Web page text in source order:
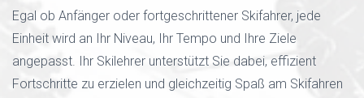
Egal ob Anfänger oder fortgeschrittener Skifahrer, jede
Einheit wird an Ihr Niveau, Ihr Tempo und Ihre Ziele
angepasst. Ihr Skilehrer unterstützt Sie dabei, effizient
Fortschritte zu erzielen und gleichzeitig Spaß am Skifahren